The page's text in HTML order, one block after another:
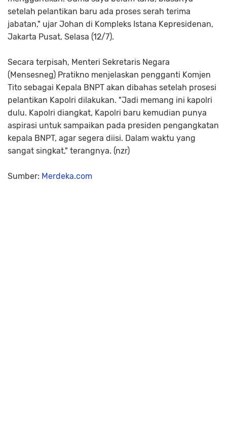
setelah pelantikan baru ada proses serah terima
jabatan," ujar Johan di Kompleks Istana Kepresidenan,
Jakarta Pusat, Selasa (12/7).
Secara terpisah, Menteri Sekretaris Negara
(Mensesneg) Pratikno menjelaskan pengganti Komjen
Tito sebagai Kepala BNPT akan dibahas setelah prosesi
pelantikan Kapolri dilakukan. "Jadi memang ini kapolri
dulu. Kapolri diangkat, Kapolri baru kemudian punya
aspirasi untuk sampaikan pada presiden pengangkatan
kepala BNPT, agar segera diisi. Dalam waktu yang
sangat singkat," terangnya. (nzr)
Sumber: Merdeka.com